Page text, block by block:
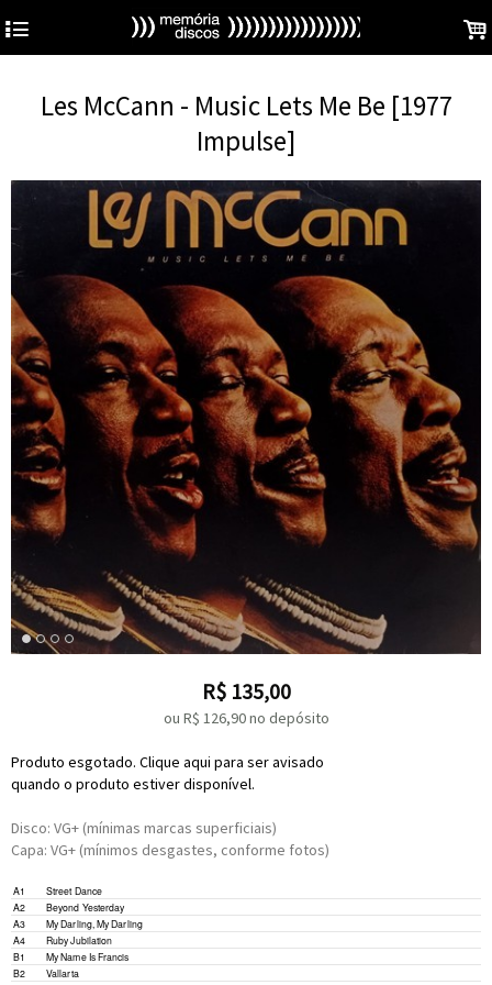
4 .
Les McCann - Music Lets Me Be [1977
Impulse]
R$ 135,00
ou R$ 126,90no depósito
Produto esgotado. Clique aqui para ser avisado
quando o produto estiver disponível.
Disco: VG+ (mínimas marcas superficiais)
Capa: VG+ (mínimos desgastes, conforme fotos)
A1 Street Dance
Percussion –
A2
Beyond Yesterday
A3
My Darling, My Darling
A4
Ruby Jubilation
B1
My Name Is Francis
B2
Vallarta
Percussion –